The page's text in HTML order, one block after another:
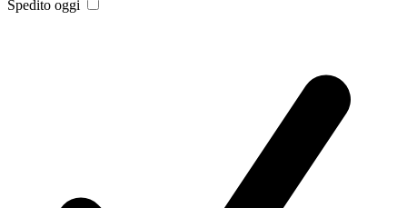
Spedito oggi